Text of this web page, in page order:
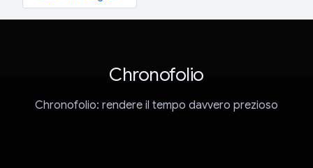
Chronofolio
Chronofolio: rendere il tempo davvero prezioso